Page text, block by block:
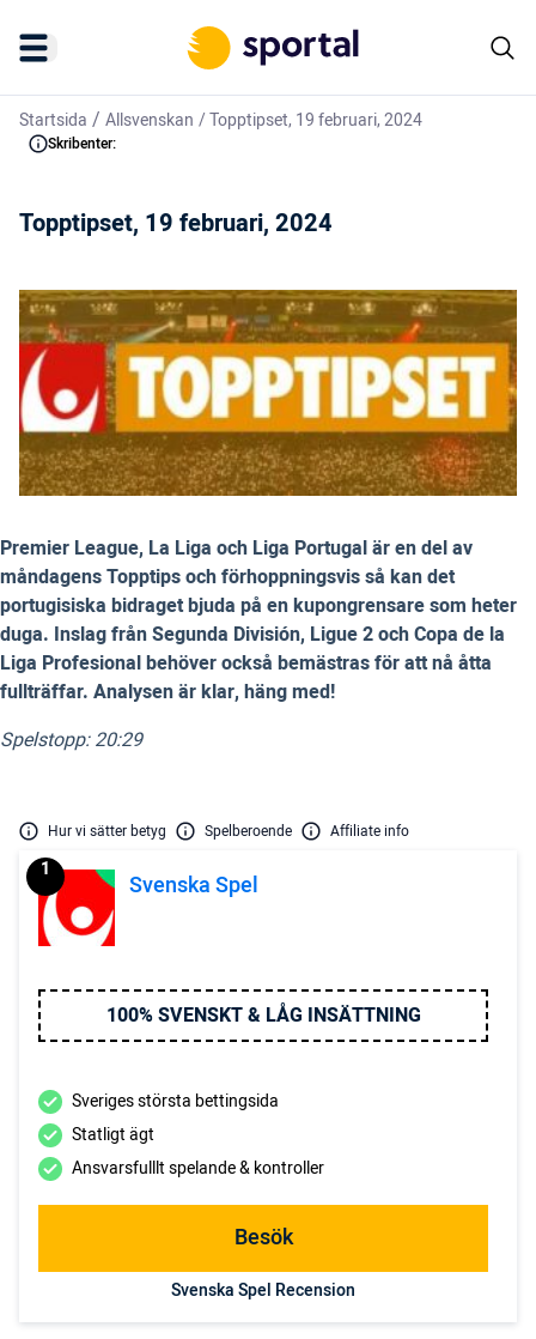
Startsida / Allsvenskan /Topptipset, 19 februari, 2024
Skribenter:
Topptipset, 19 februari, 2024
Premier League, La Liga och Liga Portugal är en del av
måndagens Topptips och förhoppningsvis så kan det
portugisiska bidraget bjuda på en kupongrensare som heter
duga. Inslag från Segunda División, Ligue 2 och Copa de la
Liga Profesional behöver också bemästras för att nå åtta
fullträffar. Analysen är klar, häng med!
Spelstopp: 20:29
Hur vi sätter betyg Spelberoende Affiliate info
Svenska Spel
1
100% SVENSKT & LÅG INSÄTTNING
Sveriges största bettingsida
Statligt ägt
Ansvarsfulllt spelande & kontroller
Besök
Svenska Spel Recension